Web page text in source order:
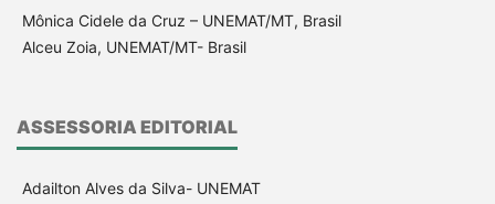
Mônica Cidele da Cruz – UNEMAT/MT, Brasil
Alceu Zoia, UNEMAT/MT- Brasil
ASSESSORIA EDITORIAL
Adailton Alves da Silva- UNEMAT